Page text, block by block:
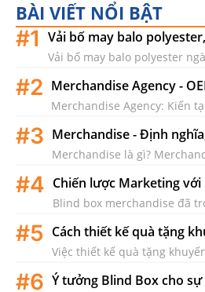
BÀI VIẾT NỔI BẬT
#1 Vải bố may balo
theo yêu cầu
Vải bố may balo polyester
cầu...
#2 Merchandise Agency -
Merchandise Agency: Kiến
phát...
#3 Merchandise - Định
Merchandise là gì?
thương hiệu,...
#4 Chiến lược Marketing
merchandise
Blind box merchandise đã
#5 Cách thiết kế quà tặng
độc đáo theo xu hướng
Việc thiết kế quà tặng
hợp với xu hướng không chỉ
#6 Ý tưởng Blind Box cho